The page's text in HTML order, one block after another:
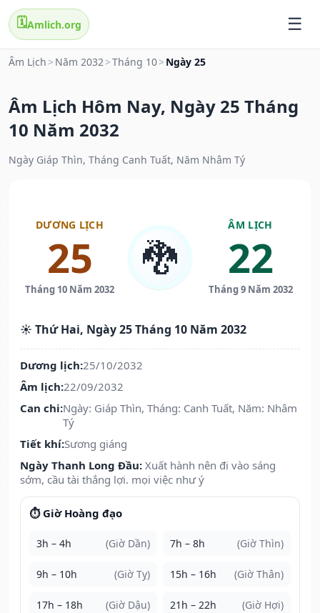
🗓️Amlich.org
Âm Lịch > Năm 2032>Tháng 10> Ngày 25
Âm Lịch Hôm Nay, Ngày 25 Tháng
10 Năm 2032
Ngày Giáp Thìn, Tháng Canh Tuất, Năm Nhâm Tý
DƯƠNG LỊCH
25
Tháng 10 Năm 2032
🐉
ÂM LỊCH
22
Tháng 9 Năm 2032
☀️ Thứ Hai, Ngày 25 Tháng 10 Năm 2032
Dương lịch:25/10/2032
Âm lịch:22/09/2032
Can chi:Ngày: Giáp Thìn, Tháng: Canh Tuất, Năm: Nhâm
Tý
Tiết khí:Sương giáng
Ngày Thanh Long Đầu: Xuất hành nên đi vào sáng
sớm, cầu tài thắng lợi. mọi việc như ý
⏱️ Giờ Hoàng đạo
3h – 4h (Giờ Dần) 7h – 8h (Giờ Thìn)
9h – 10h (Giờ Tỵ) 15h – 16h (Giờ Thân)
17h – 18h (Giờ Dậu) 21h – 22h (Giờ Hợi)